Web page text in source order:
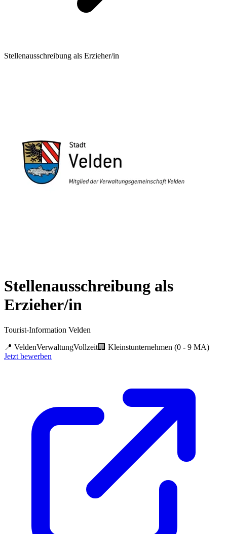
Stellenausschreibung als Erzieher/in
Stellenausschreibung als
Erzieher/in
Tourist-Information Velden
📍 VeldenVerwaltungVollzeit🏢 Kleinstunternehmen (0 - 9 MA)
Jetzt bewerben